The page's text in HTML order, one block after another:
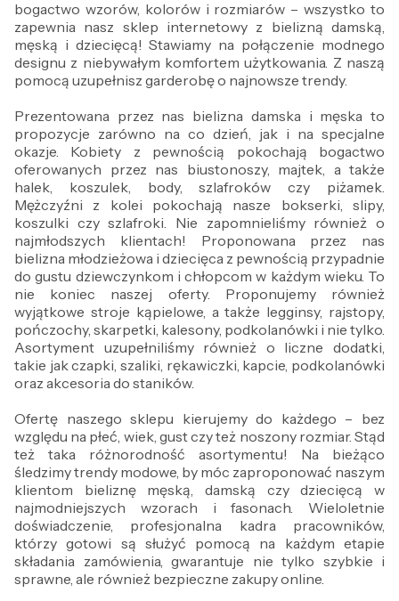
bogactwo wzorów, kolorów i rozmiarów – wszystko to
zapewnia nasz sklep internetowy z bielizną damską,
męską i dziecięcą! Stawiamy na połączenie modnego
designu z niebywałym komfortem użytkowania. Z naszą
pomocą uzupełnisz garderobę o najnowsze trendy.
Prezentowana przez nas bielizna damska i męska to
propozycje zarówno na co dzień, jak i na specjalne
okazje. Kobiety z pewnością pokochają bogactwo
oferowanych przez nas biustonoszy, majtek, a także
halek, koszulek, body, szlafroków czy piżamek.
Mężczyźni z kolei pokochają nasze bokserki, slipy,
koszulki czy szlafroki. Nie zapomnieliśmy również o
najmłodszych klientach! Proponowana przez nas
bielizna młodzieżowa i dziecięca z pewnością przypadnie
do gustu dziewczynkom i chłopcom w każdym wieku. To
nie koniec naszej oferty. Proponujemy również
wyjątkowe stroje kąpielowe, a także legginsy, rajstopy,
pończochy, skarpetki, kalesony, podkolanówki i nie tylko.
Asortyment uzupełniliśmy również o liczne dodatki,
takie jak czapki, szaliki, rękawiczki, kapcie, podkolanówki
oraz akcesoria do staników.
Ofertę naszego sklepu kierujemy do każdego – bez
względu na płeć, wiek, gust czy też noszony rozmiar. Stąd
też taka różnorodność asortymentu! Na bieżąco
śledzimy trendy modowe, by móc zaproponować naszym
klientom bieliznę męską, damską czy dziecięcą w
najmodniejszych wzorach i fasonach. Wieloletnie
doświadczenie, profesjonalna kadra pracowników,
którzy gotowi są służyć pomocą na każdym etapie
składania zamówienia, gwarantuje nie tylko szybkie i
sprawne, ale również bezpieczne zakupy online.